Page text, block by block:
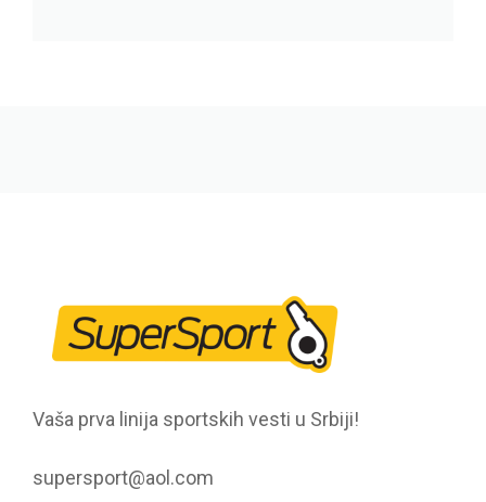
Vaša prva linija sportskih vesti u Srbiji!
supersport@aol.com